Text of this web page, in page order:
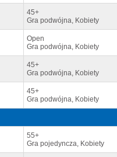
45+
Gra podwójna, Kobiety
Open
Gra podwójna, Kobiety
45+
Gra podwójna, Kobiety
45+
Gra podwójna, Kobiety
55+
Gra pojedyncza, Kobiety